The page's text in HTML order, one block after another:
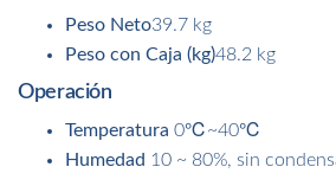
Peso Neto39.7 kg
Peso con Caja (kg)48.2 kg
Operación
Temperatura 0℃~40℃
Humedad 10 ~ 80%, sin